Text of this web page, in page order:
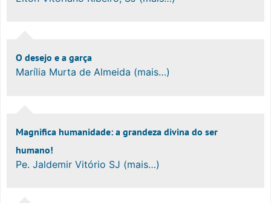
O desejo e a garça
Marília Murta de Almeida (mais…)
Magnifica humanidade: a grandeza divina do ser
humano!
Pe. Jaldemir Vitório SJ (mais…)